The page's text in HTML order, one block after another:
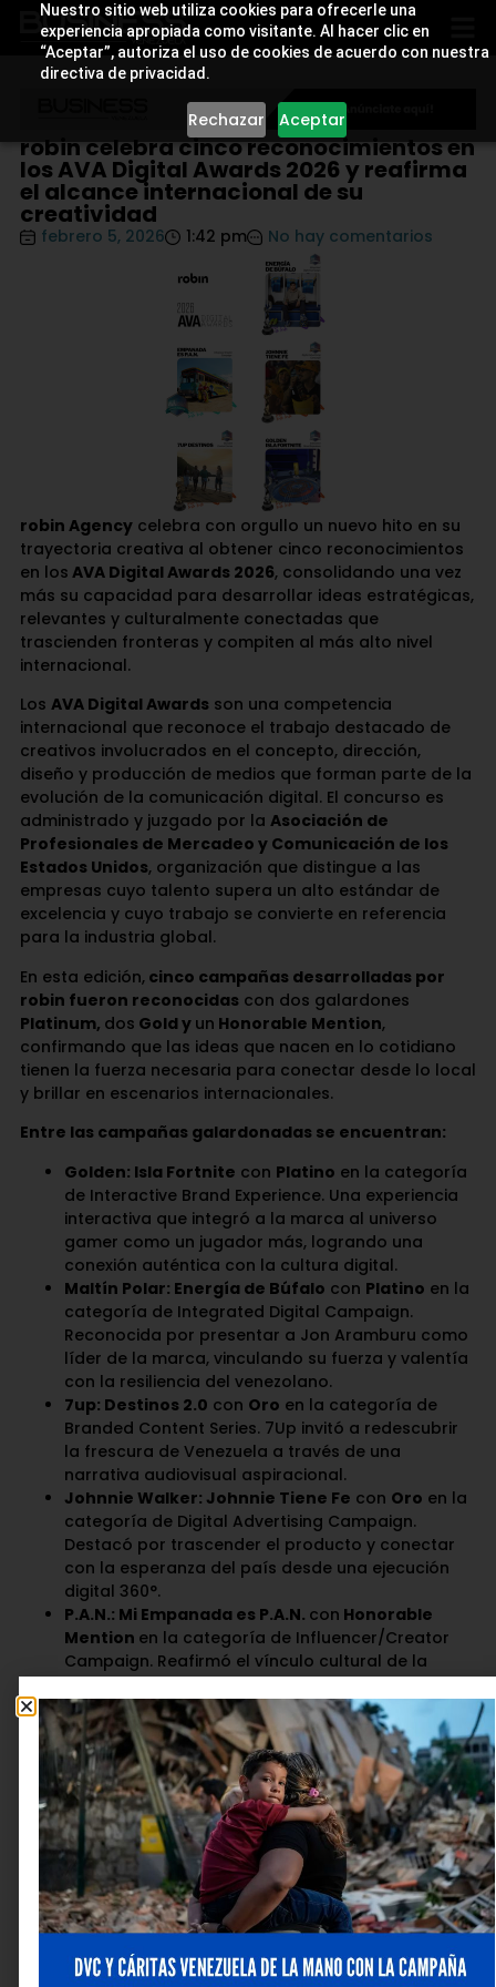
Nuestro sitio web utiliza cookies para ofrecerle una
experiencia apropiada como visitante. Al hacer clic en
“Aceptar”, autoriza el uso de cookies de acuerdo con nuestra
directiva de privacidad.
Rechazar Aceptar
robin celebra cinco reconocimientos en
los AVA Digital Awards 2026 y reafirma
el alcance internacional de su
creatividad
febrero 5, 2026 1:42 pm No hay comentarios
robin Agencycelebra con orgullo un nuevo hito en su
trayectoria creativa al obtener cinco reconocimientos
en los AVA Digital Awards 2026, consolidando una vez
más su capacidad para desarrollar ideas estratégicas,
relevantes y culturalmente conectadas que
trascienden fronteras y compiten al más alto nivel
internacional.
Los AVA Digital Awards son una competencia
internacional que reconoce el trabajo destacado de
creativos involucrados en el concepto, dirección,
diseño y producción de medios que forman parte de la
evolución de la comunicación digital. El concurso es
administrado y juzgado por la Asociación de
Profesionales de Mercadeo y Comunicación de los
Estados Unidos, organización que distingue a las
empresas cuyo talento supera un alto estándar de
excelencia y cuyo trabajo se convierte en referencia
para la industria global.
En esta edición,cinco campañas desarrolladas por
robin fueron reconocidas con dos galardones
Platinum, dos Gold y un Honorable Mention,
confirmando que las ideas que nacen en lo cotidiano
tienen la fuerza necesaria para conectar desde lo local
y brillar en escenarios internacionales.
Entre las campañas galardonadas se encuentran:
Golden: Isla Fortnite con Platino en la categoría
de Interactive Brand Experience. Una experiencia
interactiva que integró a la marca al universo
gamer como un jugador más, logrando una
conexión auténtica con la cultura digital.
Maltín Polar: Energía de Búfalo con Platino en la
categoría de Integrated Digital Campaign.
Reconocida por presentar a Jon Aramburu como
líder de la marca, vinculando su fuerza y valentía
con la resiliencia del venezolano.
7up: Destinos 2.0 con Oro en la categoría de
Branded Content Series. 7Up invitó a redescubrir
la frescura de Venezuela a través de una
narrativa audiovisual aspiracional.
Johnnie Walker: Johnnie Tiene Fe con Oro en la
categoría de Digital Advertising Campaign.
Destacó por trascender el producto y conectar
con la esperanza del país desde una ejecución
digital 360°.
P.A.N.: Mi Empanada es P.A.N. con Honorable
Mention en la categoría de Influencer/Creator
Campaign. Reafirmó el vínculo cultural de la
marca con la empanada venezolana mediante
una estrategia de creadores y activaciones de
alto impacto.
Estos cinco reconocimientos son reflejo del trabajo
colaborativo de equipos multidisciplinarios y de la
confianza de las marcas que apuestan por ideas
valientes, relevantes y estratégicamente sólidas.Estos
logros son posibles gracias al trabajo en conjunto
con PepsiCo Venezuela de Empresas Polar, Alimentos
Polar y Diageo Venezuela, aliados clave en la
construcción de campañas que conectan
auténticamente con las audiencias y elevan el
estándar creativo de la industria.